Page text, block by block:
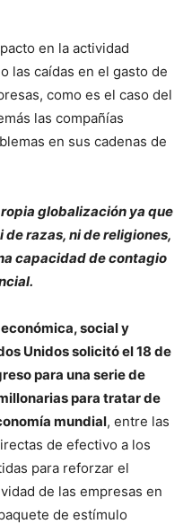
en la actividad
las caídas en el gasto de
como es el caso del
las compañías
en sus cadenas de
globalización ya que
razas, ni de religiones,
capacidad de contagio
social y
Unidos solicitó el 18 de
para una serie de
para tratar de
mundial, entre las
de efectivo a los
para reforzar el
de las empresas en
de estímulo